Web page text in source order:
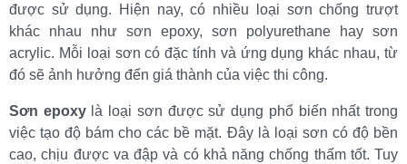
được sử dụng. Hiện nay, có nhiều loại sơn chống trượt
khác nhau như sơn epoxy, sơn polyurethane hay sơn
acrylic. Mỗi loại sơn có đặc tính và ứng dụng khác nhau, từ
đó sẽ ảnh hưởng đến giá thành của việc thi công.
Sơn epoxy là loại sơn được sử dụng phổ biến nhất trong
việc tạo độ bám cho các bề mặt. Đây là loại sơn có độ bền
cao, chịu được va đập và có khả năng chống thấm tốt. Tuy